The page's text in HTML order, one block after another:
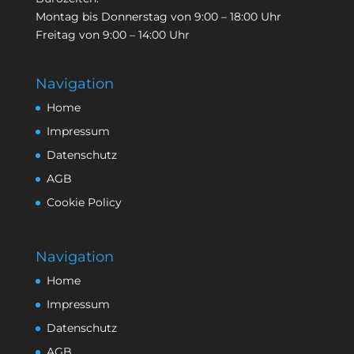
Montag bis Donnerstag von 9:00 – 18:00 Uhr
Freitag von 9:00 – 14:00 Uhr
Navigation
Home
Impressum
Datenschutz
AGB
Cookie Policy
Navigation
Home
Impressum
Datenschutz